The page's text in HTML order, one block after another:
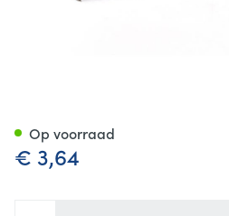
€ 3,64
Op voorraad